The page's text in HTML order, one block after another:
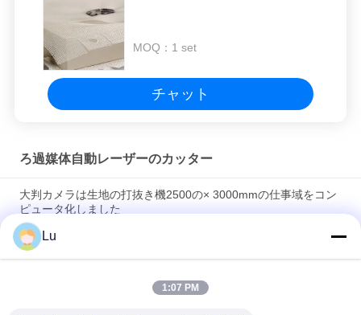
MOQ： 1 set
チャット
ろ過媒体自動レーザーのカッター
大判カメラは生地の打抜き機2500の× 3000mmの仕事域をコン
ピュータ化しました
フィルタ クロス自動レーザーの打抜き機容易な操作の馬小屋の
性能
ポリエステルNonwovenの生地レーザーの切断装置、150w自動
Lu
1:07 PM